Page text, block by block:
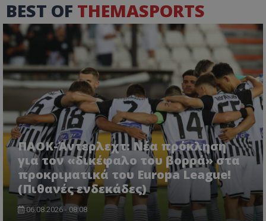
BEST OF THEMASPORTS
ΠΑΟΚ-Άντερλεχτ: Νέα πρόκληση
για τον «δικέφαλο του βορρά» στα
προκριματικά του Europa League!
(Πιθανές ενδεκάδες)
06.08.2026 - 08:08